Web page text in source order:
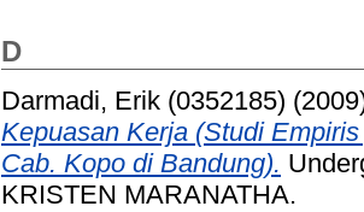
D
Darmadi, Erik (0352185)
Kepuasan Kerja (Studi
Cab. Kopo di Bandung).
KRISTEN MARANATHA.